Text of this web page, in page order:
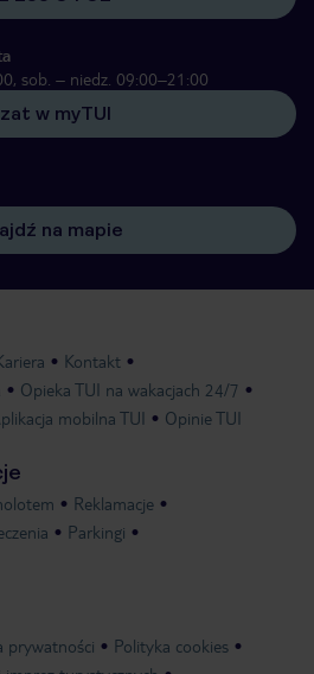
sob. – niedz. 09:00–21:00
w myTUI
na mapie
Kontakt
Opieka TUI na wakacjach 24/7
mobilna TUI Opinie TUI
Reklamacje
Parkingi
prywatności
Polityka cookies